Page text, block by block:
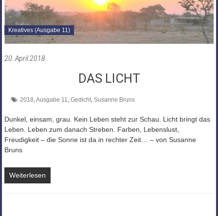
Kreatives (Ausgabe 11)
20. April 2018
DAS LICHT
2018,Ausgabe 11, Gedicht, Susanne Bruns
Dunkel, einsam, grau. Kein Leben steht zur Schau. Licht bringt das
Leben. Leben zum danach Streben. Farben, Lebenslust,
Freudigkeit – die Sonne ist da in rechter Zeit… – von Susanne
Bruns
Weiterlesen